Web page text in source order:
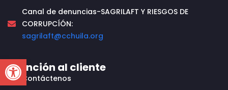
Open toolbar
Canal de denuncias-SAGRILAFT Y RIESGOS DE
CORRUPCÍÓN:
sagrilaft@cchuila.org
Atención al cliente
Contáctenos